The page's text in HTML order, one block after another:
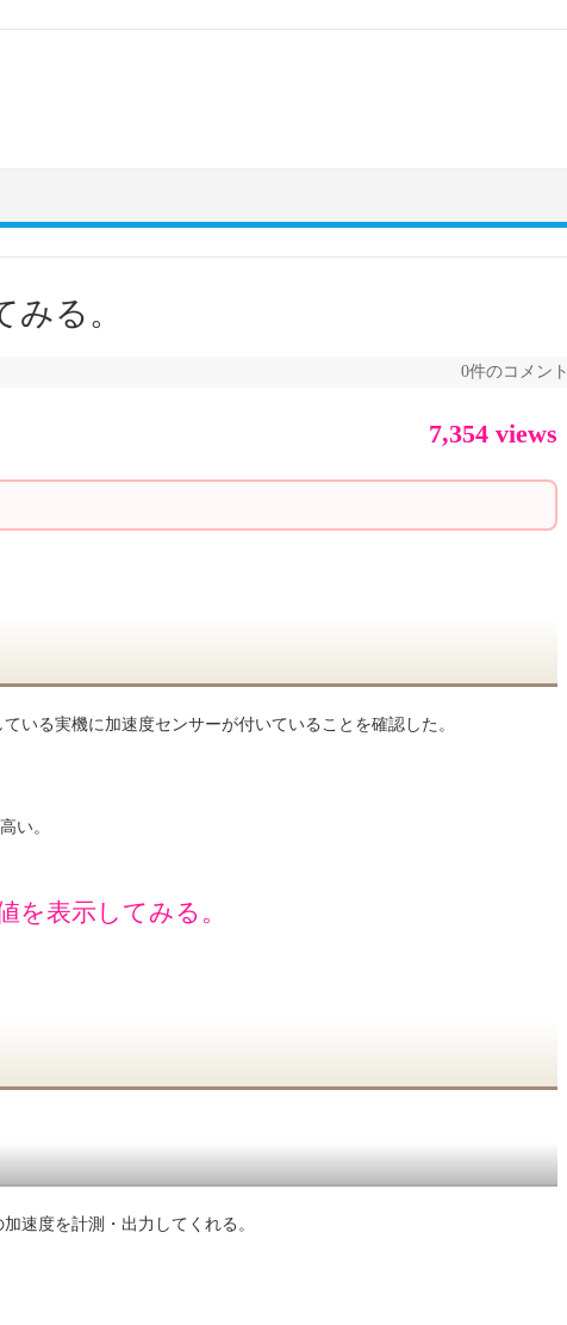
る。
0件のコメント
7,354 views
いる実機に加速度センサーが付いていることを確認した。
い。
を表示してみる。
速度を計測・出力してくれる。